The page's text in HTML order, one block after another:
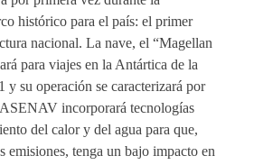
histórico para el país: el primer
nacional. La nave, el “Magellan
para viajes en la Antártica de la
y su operación se caracterizará por
ASENAV incorporará tecnologías
del calor y del agua para que,
emisiones, tenga un bajo impacto en